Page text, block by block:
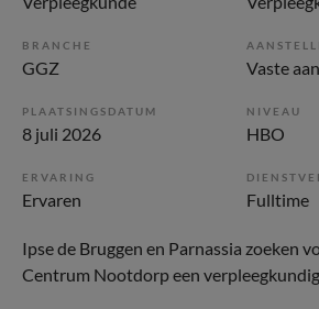
BRANCHE
GGZ Vaste
PLAATSINGSDATUM
8 juli 2026
NIVEAU
HBO
ERVARING
Ervaren Fulltime
Ipse de Bruggen en Parnassia zoeken
Centrum Nootdorp een